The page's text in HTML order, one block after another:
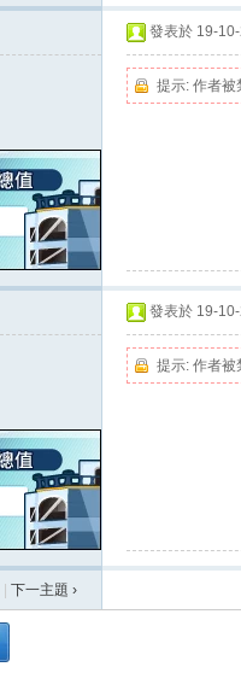
發表於 19-
提示: 作者被
發表於 19-
提示: 作者被
下一主題 ›